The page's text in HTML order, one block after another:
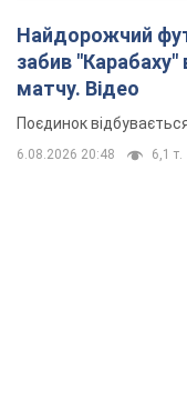
Найдорожчий
забив "Карабаху"
матчу. Відео
Поєдинок
6.08.2026 20:48 6,1 т.